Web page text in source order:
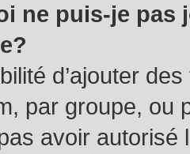
ne puis-je pas
d’ajouter
par groupe, ou
avoir autorisé